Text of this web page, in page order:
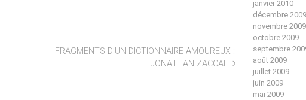
FRAGMENTS D’UN DICTIONNAIRE AMOUREUX :
JONATHAN ZACCAI
janvier 2010
décembre 2009
novembre 2009
octobre 2009
septembre
août 2009
juillet 2009
juin 2009
mai 2009